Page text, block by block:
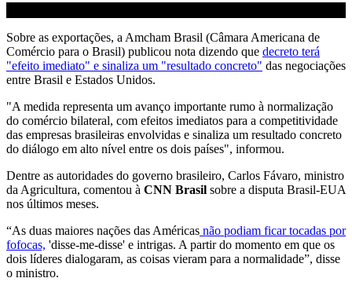
Sobre as exportações, a Amcham Brasil (Câmara Americana de
Comércio para o Brasil) publicou nota dizendo que decreto terá
"efeito imediato" e sinaliza um "resultado concreto" das negociações
entre Brasil e Estados Unidos.
"A medida representa um avanço importante rumo à normalização
do comércio bilateral, com efeitos imediatos para a competitividade
das empresas brasileiras envolvidas e sinaliza um resultado concreto
do diálogo em alto nível entre os dois países", informou.
Dentre as autoridades do governo brasileiro, Carlos Fávaro, ministro
da Agricultura, comentou à CNN Brasil sobre a disputa Brasil-EUA
nos últimos meses.
“As duas maiores nações das Américas não podiam ficar tocadas por
fofocas, 'disse-me-disse' e intrigas. A partir do momento em que os
dois líderes dialogaram, as coisas vieram para a normalidade”, disse
o ministro.